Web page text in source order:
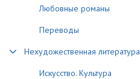
Любовные романы
Переводы
Нехудожественная литература
Искусство. Культура